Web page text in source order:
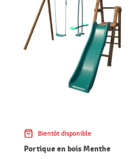
Bientôt disponible
Portique en bois Menthe